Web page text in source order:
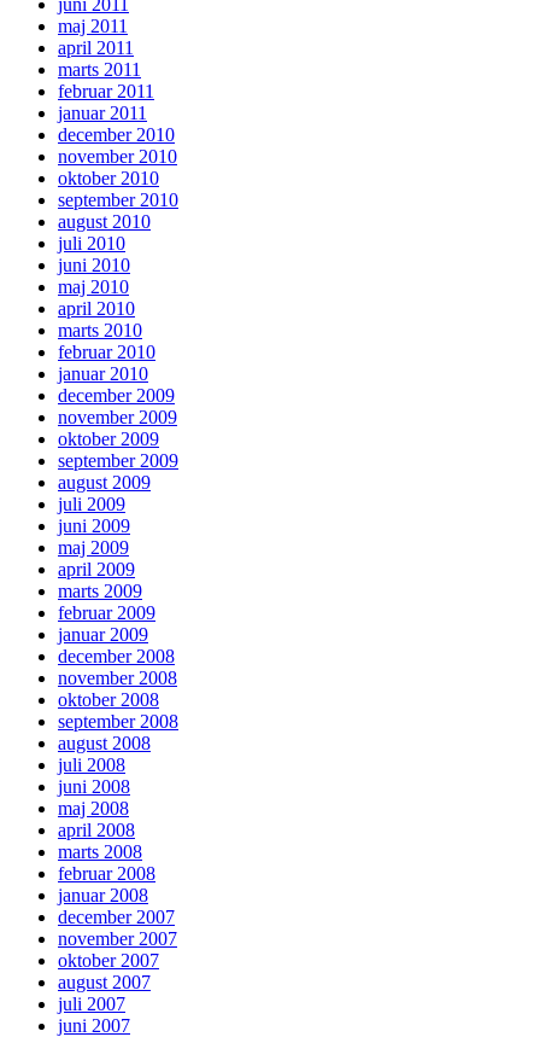
maj 2011
april 2011
marts 2011
februar 2011
januar 2011
december 2010
november 2010
oktober 2010
september 2010
august 2010
juli 2010
juni 2010
maj 2010
april 2010
marts 2010
februar 2010
januar 2010
december 2009
november 2009
oktober 2009
september 2009
august 2009
juli 2009
juni 2009
maj 2009
april 2009
marts 2009
februar 2009
januar 2009
december 2008
november 2008
oktober 2008
september 2008
august 2008
juli 2008
juni 2008
maj 2008
april 2008
marts 2008
februar 2008
januar 2008
december 2007
november 2007
oktober 2007
august 2007
juli 2007
juni 2007